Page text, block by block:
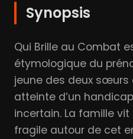
Synopsis
Qui Brille au Combat
étymologique du
jeune des deux sœurs
atteinte d’un
incertain. La famille
fragile autour de cet